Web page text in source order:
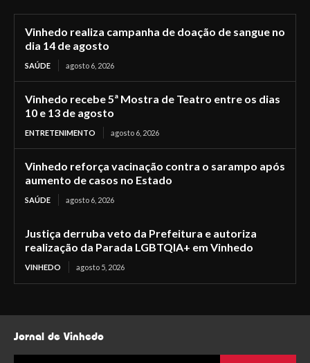
Vinhedo realiza campanha de doação de sangue no
dia 14 de agosto
SAÚDE agosto 6, 2026
Vinhedo recebe 5ª Mostra de Teatro entre os dias
10 e 13 de agosto
ENTRETENIMENTO agosto 6, 2026
Vinhedo reforça vacinação contra o sarampo após
aumento de casos no Estado
SAÚDE agosto 6, 2026
Justiça derruba veto da Prefeitura e autoriza
realização da Parada LGBTQIA+ em Vinhedo
VINHEDO agosto 5, 2026
Jornal de Vinhedo